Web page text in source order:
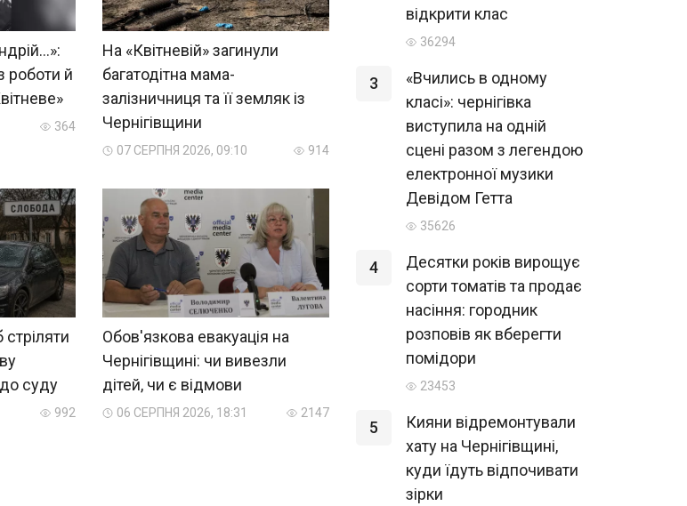
роботи й
364
На «Квітневій» загинули
багатодітна мама-
залізничниця та її земляк із
Чернігівщини
07 СЕРПНЯ 2026, 09:10 914
суду
992
Обов'язкова евакуація на
Чернігівщині: чи вивезли
дітей, чи є відмови
06 СЕРПНЯ 2026, 18:31 2147
відкрити клас
36294
3
«Вчились в одному
класі»: чернігівка
виступила на одній
сцені разом з легендою
електронної музики
Девідом Гетта
35626
4
Десятки років вирощує
сорти томатів та продає
насіння: городник
розповів як вберегти
помідори
23453
5
Кияни відремонтували
хату на Чернігівщині,
куди їдуть відпочивати
зірки